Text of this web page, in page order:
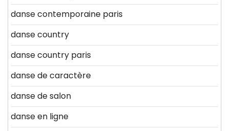
danse contemporaine paris
danse country
danse country paris
danse de caractère
danse de salon
danse en ligne